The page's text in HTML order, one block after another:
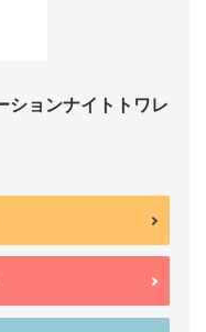
ションナイトトワレ